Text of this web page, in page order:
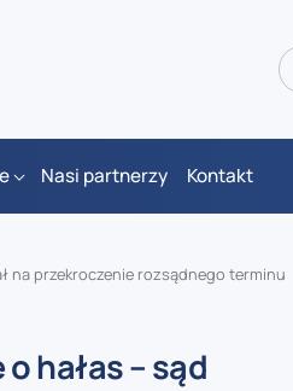
Nasi partnerzy Kontakt
na przekroczenie rozsądnego terminu
hałas – sąd